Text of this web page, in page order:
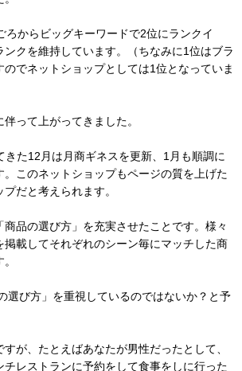
ろからビッグキーワードで2位にランクイ
ンクを維持しています。（ちなみに1位はブラ
のでネットショップとしては1位となっていま
って上がってきました。
きた12月は月商ギネスを更新、1月も順調に
このネットショップもページの質を上げた
だと考えられます。
商品の選び方」を充実させたことです。様々
掲載してそれぞれのシーン毎にマッチした商
選び方」を重視しているのではないか？と予
が、たとえばあなたが男性だったとして、
チレストランに予約をして食事をしに行った